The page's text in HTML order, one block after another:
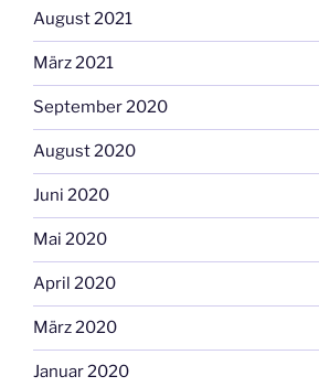
August 2021
März 2021
September 2020
August 2020
Juni 2020
Mai 2020
April 2020
März 2020
Januar 2020